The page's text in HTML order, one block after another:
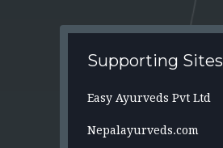
Supporting Sites
Easy Ayurveds Pvt Ltd
Nepalayurveds.com